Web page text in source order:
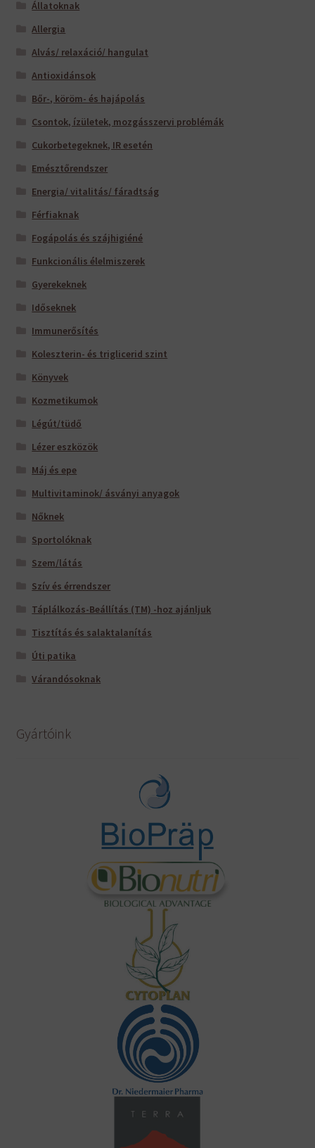
Állatoknak
Allergia
Alvás/ relaxáció/ hangulat
Antioxidánsok
Bőr-, köröm- és hajápolás
Csontok, ízületek, mozgásszervi problémák
Cukorbetegeknek, IR esetén
Emésztőrendszer
Energia/ vitalitás/ fáradtság
Férfiaknak
Fogápolás és szájhigiéné
Funkcionális élelmiszerek
Gyerekeknek
Időseknek
Immunerősítés
Koleszterin- és triglicerid szint
Könyvek
Kozmetikumok
Légút/tüdő
Lézer eszközök
Máj és epe
Multivitaminok/ ásványi anyagok
Nőknek
Sportolóknak
Szem/látás
Szív és érrendszer
Táplálkozás-Beállítás (TM) -hoz ajánljuk
Tisztítás és salaktalanítás
Úti patika
Várandósoknak
Gyártóink